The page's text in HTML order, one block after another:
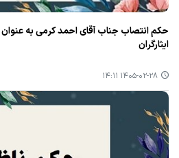
حکم انتصاب جناب آقای احمد کرمی به عنوان
ایثارگران
۱۴۰۵-۰۲-۲۸ ۱۴:۱۱